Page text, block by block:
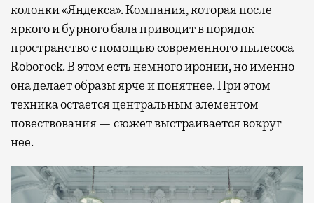
колонки «Яндекса». Компания, которая после
яркого и бурного бала приводит в порядок
пространство с помощью современного пылесоса
Roborock. В этом есть немного иронии, но именно
она делает образы ярче и понятнее. При этом
техника остается центральным элементом
повествования — сюжет выстраивается вокруг
нее.